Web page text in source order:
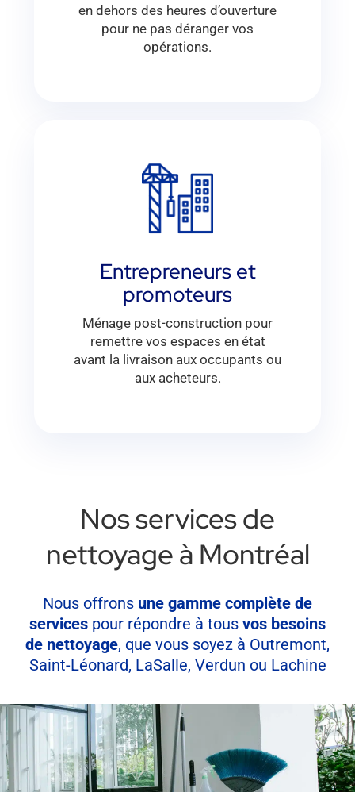
en dehors des heures d’ouverture
pour ne pas déranger vos
opérations.
Entrepreneurs et
promoteurs
Ménage post-construction pour
remettre vos espaces en état
avant la livraison aux occupants ou
aux acheteurs.
Nos services de
nettoyage à Montréal
Nous offrons une gamme complète de
services pour répondre à tous vos besoins
de nettoyage, que vous soyez à Outremont,
Saint-Léonard, LaSalle, Verdun ou Lachine